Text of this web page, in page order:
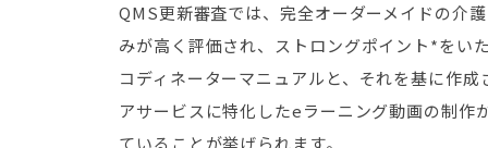
QMS更新審査では、完全オーダーメイドの介
みが高く評価され、ストロングポイント*をい
コディネーターマニュアルと、それを基に作
アサービスに特化したeラーニング動画の制